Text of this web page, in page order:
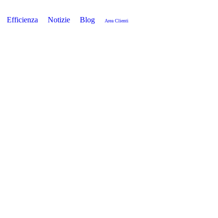
Efficienza Notizie Blog Area Clienti